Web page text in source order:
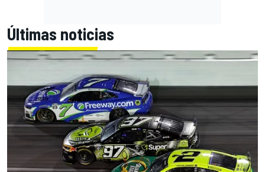
Últimas noticias